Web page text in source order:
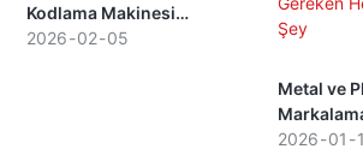
Kodlama Makinesi
Uygundur?
2026 02 05
Metal ve
Hakkında
2026 01